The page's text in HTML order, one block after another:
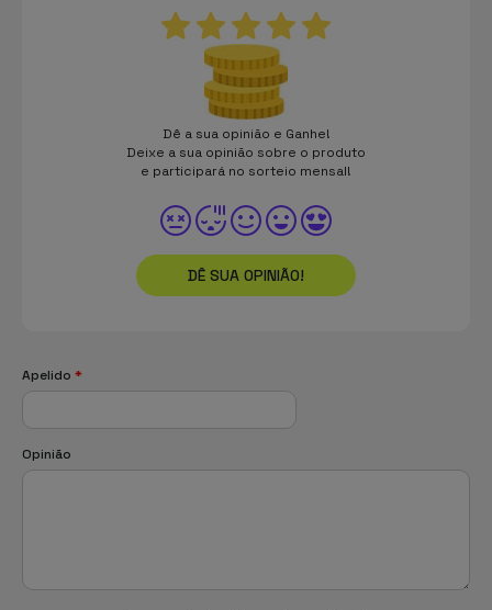
Dê a sua opinião e Ganhe!
Deixe a sua opinião sobre o produto
e participará no sorteio mensal!
DÊ SUA OPINIÃO!
Apelido *
Opinião